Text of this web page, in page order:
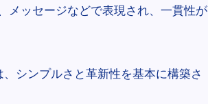
メッセージなどで表現され、一貫性が
シンプルさと革新性を基本に構築さ